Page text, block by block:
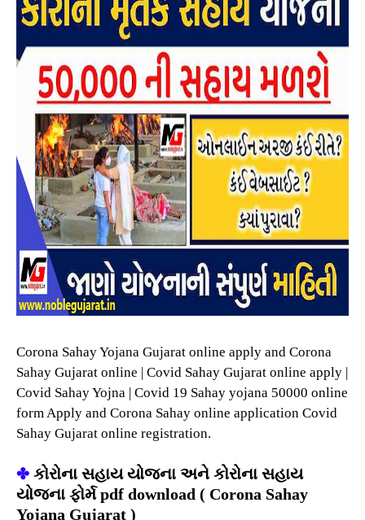
Corona Sahay Yojana Gujarat online apply and Corona
Sahay Gujarat online | Covid Sahay Gujarat online apply |
Covid Sahay Yojna | Covid 19 Sahay yojana 50000 online
form Apply and Corona Sahay online application Covid
Sahay Gujarat online registration.
✤ કોરોના સહાય યોજના અને કોરોના સહાય
યોજના ફોર્મ pdf download ( Corona Sahay
Yojana Gujarat )